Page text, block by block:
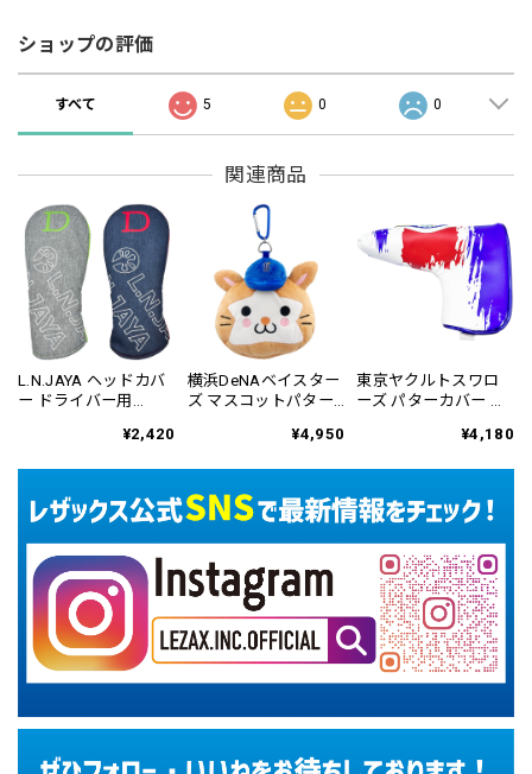
ショップの評価
すべて 5 0 0
関連商品
L.N.JAYA ヘッドカバ
ー ドライバー用
¥2,420
横浜DeNAベイスター
ズ マスコットパター
¥4,950
東京ヤクルトスワロ
ーズ パターカバー ブ
¥4,180